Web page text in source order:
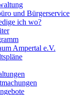
und Bürgerservice
ich wo?
Ampertal e.V.